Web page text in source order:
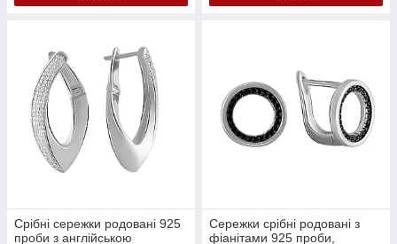
Срібні сережки родовані 925
проби з англійською
Сережки срібні родовані з
фіанітами 925 проби,